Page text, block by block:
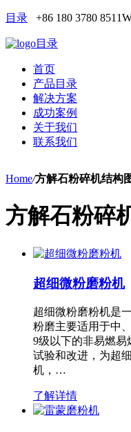
目录 +86 180 3780 8511
目录
首页
产品目录
解决方案
成功案例
关于我们
联系我们
Home/方解石粉碎机结构
方解石粉碎
超细微粉磨粉机
超细微粉磨粉机是
粉磨主要适用于中
9级以下的非易燃易
试验和改进，为超
机，…
了解详情